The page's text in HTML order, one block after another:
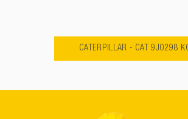
CATERPILLAR - CAT 9J0298